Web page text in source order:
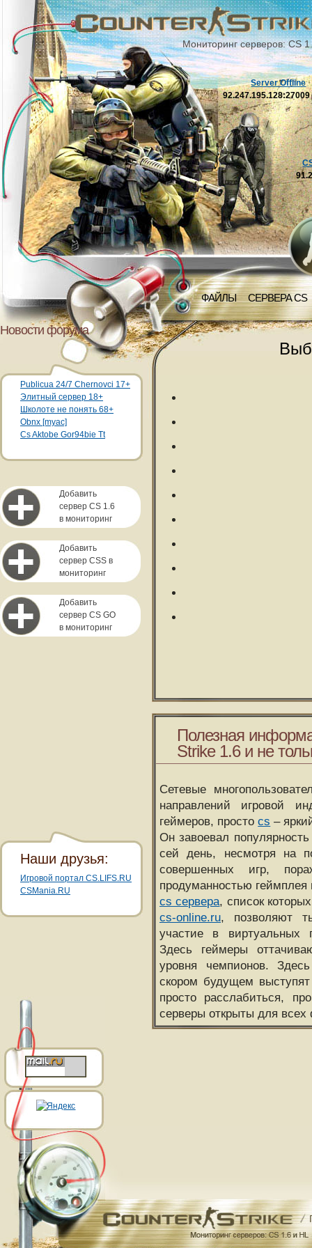
Мониторинг серверов: CS
ФАЙЛЫ СЕРВЕРА CS
Server Offline
92.247.195.128:27009
Новости форума
Publicua 24/7 Chernovci 17+
Элитный сервер 18+
Школоте не понять 68+
Obnx [myac]
Cs Aktobe Gor94bie Tt
Добавить
сервер CS 1.6
в мониторинг
Добавить
сервер CSS в
мониторинг
Добавить
сервер CS GO
в мониторинг
Полезная
Strike 1.6 и не
Сетевые
направлений игровой
геймеров, простоcs –
Он завоевал
сей день, несмотря на
совершенных игр,
продуманностью
cs сервера, список
cs-online.ru, позволяют
участие в виртуальных
Здесь геймеры
уровня чемпионов.
скором будущем
просто расслабиться,
серверы открыты для всех
Наши друзья:
Игровой портал CS.LIFS.RU
CSMania.RU